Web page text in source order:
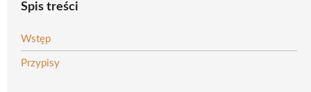
Spis treści
Wstęp
Przypisy